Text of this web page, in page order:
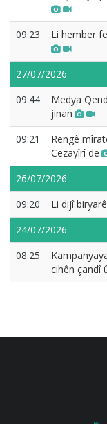
09:23 Li hember
27/07/2026
09:44
Medya
jinan
09:21
Rengê
Cezayîrî de
26/07/2026
09:20
Li dijî
24/07/2026
08:25
cihên çandî